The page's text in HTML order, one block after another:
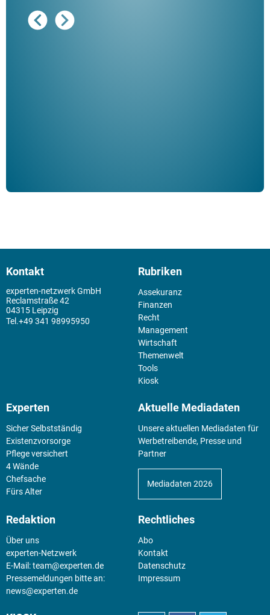
Kontakt
experten-netzwerk GmbH
Reclamstraße 42
04315 Leipzig
+49 341 98995950
Rubriken
Assekuranz
Finanzen
Recht
Management
Wirtschaft
Themenwelt
Tools
Kiosk
Experten
Sicher Selbstständig
Existenz­vorsorge
Pflege versichert
4 Wände
Chefsache
Fürs Alter
Aktuelle Mediadaten
Unsere aktuellen Mediadaten für
Werbetreibende, Presse und
Partner
Mediadaten 2026
Redaktion
Über uns
experten-Netzwerk
E-Mail:team@experten.de
Pressemeldungen bitte an:
news@experten.de
Rechtliches
Abo
Kontakt
Datenschutz
Impressum